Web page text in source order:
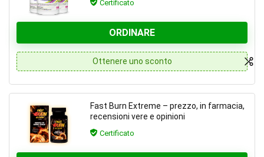
Certificato
ORDINARE
Ottenere uno sconto
Fast Burn Extreme – prezzo, in farmacia,
recensioni vere e opinioni
Certificato